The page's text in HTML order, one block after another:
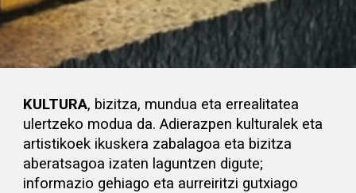
KULTURA, bizitza, mundua eta errealitatea
ulertzeko modua da. Adierazpen kulturalek eta
artistikoek ikuskera zabalagoa eta bizitza
aberatsagoa izaten laguntzen digute;
informazio gehiago eta aurreiritzi gutxiago